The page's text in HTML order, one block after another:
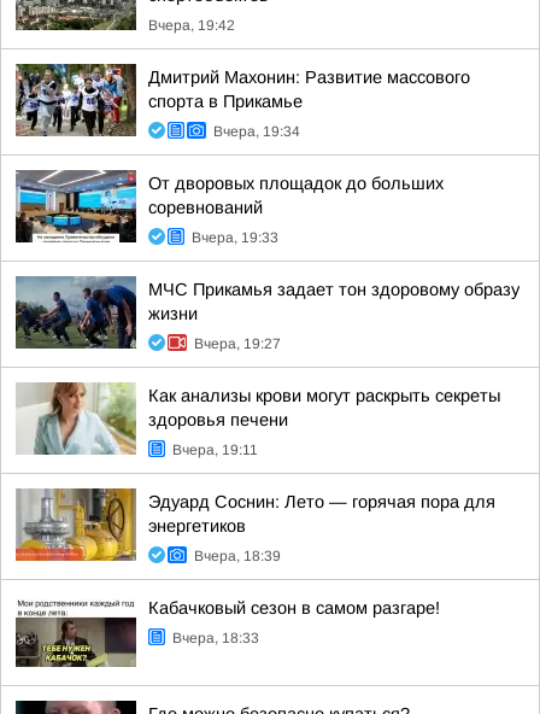
Вчера, 19:42
Дмитрий Махонин: Развитие массового
спорта в Прикамье
Вчера, 19:34
От дворовых площадок до больших
соревнований
Вчера, 19:33
МЧС Прикамья задает тон здоровому образу
жизни
Вчера, 19:27
Как анализы крови могут раскрыть секреты
здоровья печени
Вчера, 19:11
Эдуард Соснин: Лето — горячая пора для
энергетиков
Вчера, 18:39
Кабачковый сезон в самом разгаре!
Вчера, 18:33